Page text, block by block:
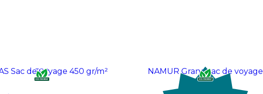
TOP
Sac de voyage 450 gr/m² NAMUR Grand sac de voyage